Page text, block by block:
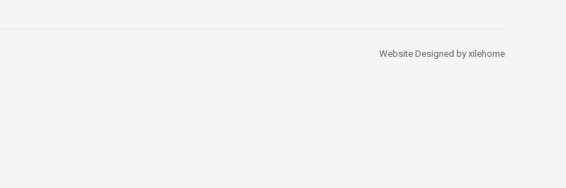
Website Designed by xilehome